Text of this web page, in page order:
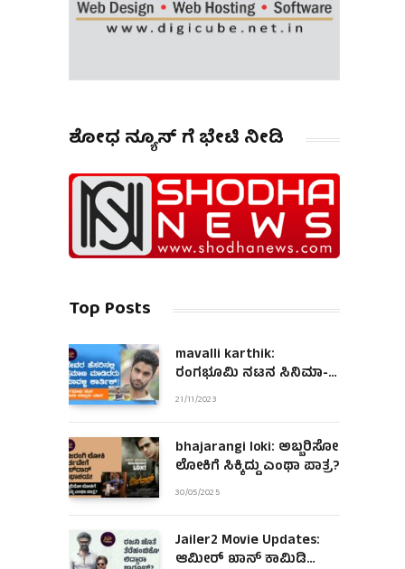
ಶೋಧ ನ್ಯೂಸ್ ಗೆ ಭೇಟಿ ನೀಡಿ
Top Posts
mavalli karthik:
ರಂಗಭೂಮಿ ನಟನ ಸಿನಿಮಾ-
ಮಾಧ್ಯಮ ಯಾನ!
21/11/2023
bhajarangi loki: ಅಬ್ಬರಿಸೋ
ಲೋಕಿಗೆ ಸಿಕ್ಕಿದ್ದು ಎಂಥಾ ಪಾತ್ರ?
30/05/2025
Jailer2 Movie Updates:
ಆಮೀರ್ ಖಾನ್ ಕಾಮಿಡಿ